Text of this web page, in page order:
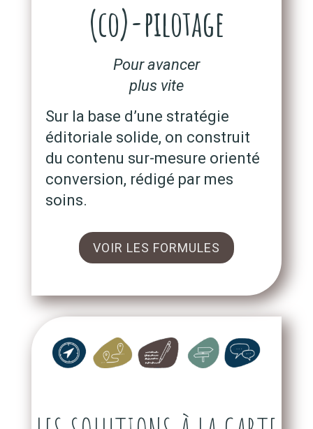
(co)-pilotage
Pour avancer
plus vite
Sur la base d’une stratégie
éditoriale solide, on construit
du contenu sur-mesure orienté
conversion, rédigé par mes
soins.
VOIR LES FORMULES